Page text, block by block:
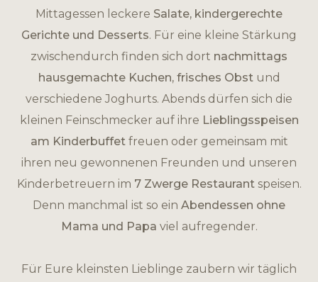
Mittagessen leckere Salate, kindergerechte
Gerichte und Desserts. Für eine kleine Stärkung
zwischendurch finden sich dort nachmittags
hausgemachte Kuchen, frisches Obstund
verschiedene Joghurts. Abends dürfen sich die
kleinen Feinschmecker auf ihre Lieblingsspeisen
am Kinderbuffetfreuen oder gemeinsam mit
ihren neu gewonnenen Freunden und unseren
Kinderbetreuern im 7 Zwerge Restaurantspeisen.
Denn manchmal ist so ein Abendessen ohne
Mama und Papa viel aufregender.
Für Eure kleinsten Lieblinge zaubern wir täglich